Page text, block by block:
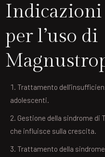
per l’uso di
Trattamento
adolescenti.
Gestione della sindrome di
che influisce sulla crescita.
Trattamento della